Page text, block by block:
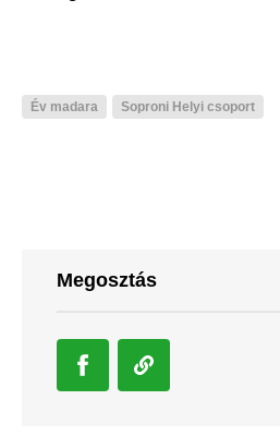
Év madara Soproni Helyi csoport
Megosztás